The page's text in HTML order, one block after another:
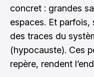
concret : grandes
espaces. Et
des traces du
(hypocauste). Ces
repère, rendent